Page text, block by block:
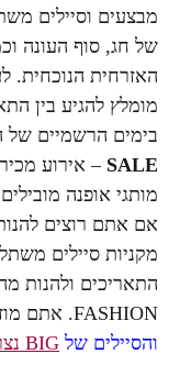
מבצעים וסיילים
של חג, סוף העונה
האזרחית הנוכחית.
בימים הרשמיים של
SALE – אירוע
מותגי אופנה
אם אתם רוצים
מקניות סיילים
FASHION. אתם מוזמנים להתרשם מ
והסיילים של BIG נצרת גם באתר הפייסבוק